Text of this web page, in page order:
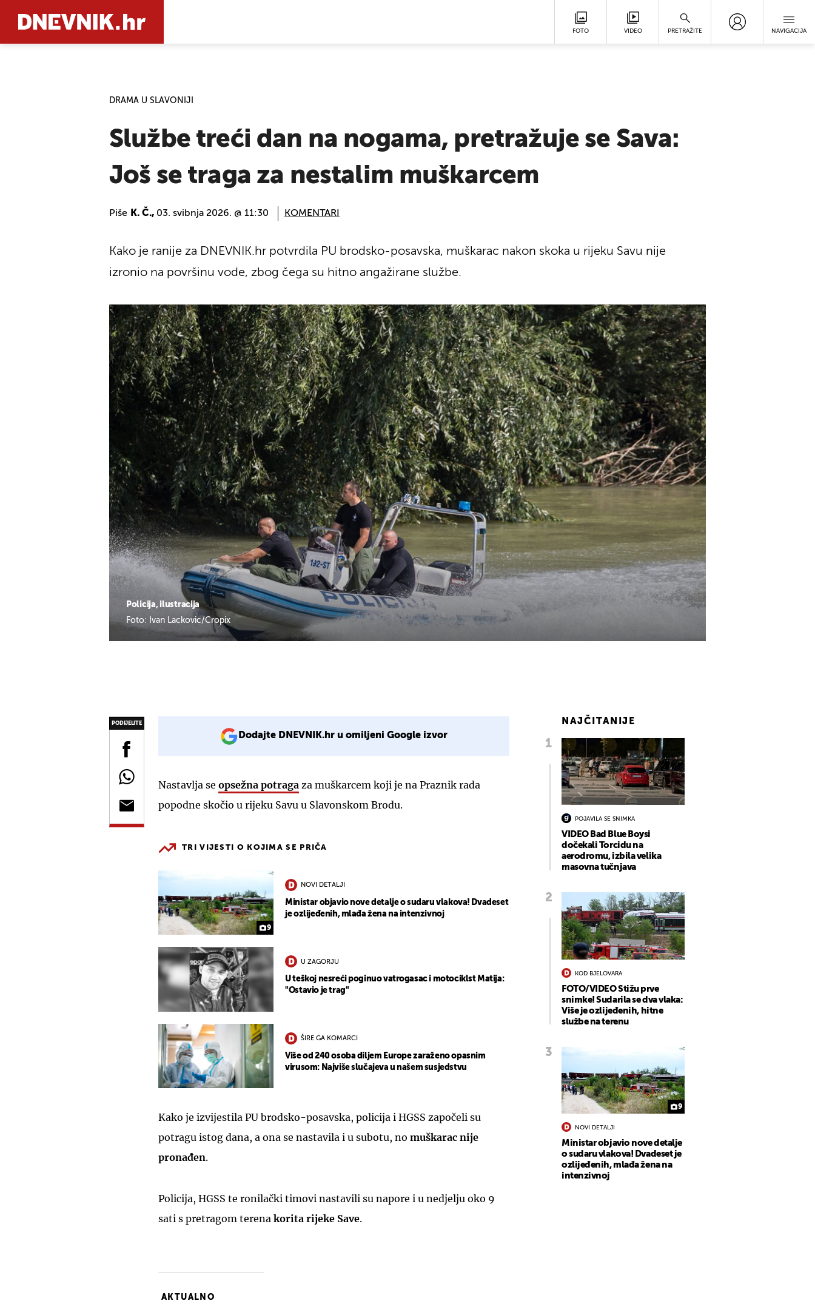
FOTO VIDEO PRETRAŽITE NAVIGACIJA
DRAMA U SLAVONIJI
Službe treći dan na nogama, pretražuje se Sava:
Još se traga za nestalim muškarcem
Piše K. Č., 03. svibnja 2026. @ 11:30 KOMENTARI
Policija, ilustracija
Foto: Ivan Lackovic/Cropix
Kako je ranije za DNEVNIK.hr potvrdila PU brodsko-posavska, muškarac nakon skoka u rijeku Savu nije
izronio na površinu vode, zbog čega su hitno angažirane službe.
PODIJELITE
Dodajte DNEVNIK.hr u omiljeni Google izvor
Nastavlja se opsežna potraga za muškarcem koji je na Praznik rada
popodne skočio u rijeku Savu u Slavonskom Brodu.
TRI VIJESTI O KOJIMA SE PRIČA
9
NOVI DETALJI
Ministar objavio nove detalje o sudaru vlakova! Dvadeset
je ozlijeđenih, mlađa žena na intenzivnoj
U ZAGORJU
U teškoj nesreći poginuo vatrogasac i motociklst Matija:
"Ostavio je trag"
ŠIRE GA KOMARCI
Više od 240 osoba diljem Europe zaraženo opasnim
virusom: Najviše slučajeva u našem susjedstvu
Kako je izvijestila PU brodsko-posavska, policija i HGSS započeli su
potragu istog dana, a ona se nastavila i u subotu, no muškarac nije
pronađen.
Policija, HGSS te ronilački timovi nastavili su napore i u nedjelju oko 9
sati s pretragom terena korita rijeke Save.
AKTUALNO
NAJČITANIJE
POJAVILA SE SNIMKA
VIDEO Bad Blue Boysi
dočekali Torcidu na
aerodromu, izbila velika
masovna tučnjava
KOD BJELOVARA
FOTO/VIDEO Stižu prve
snimke! Sudarila se dva vlaka:
Više je ozlijeđenih, hitne
službe na terenu
9
NOVI DETALJI
Ministar objavio nove detalje
o sudaru vlakova! Dvadeset je
ozlijeđenih, mlađa žena na
intenzivnoj